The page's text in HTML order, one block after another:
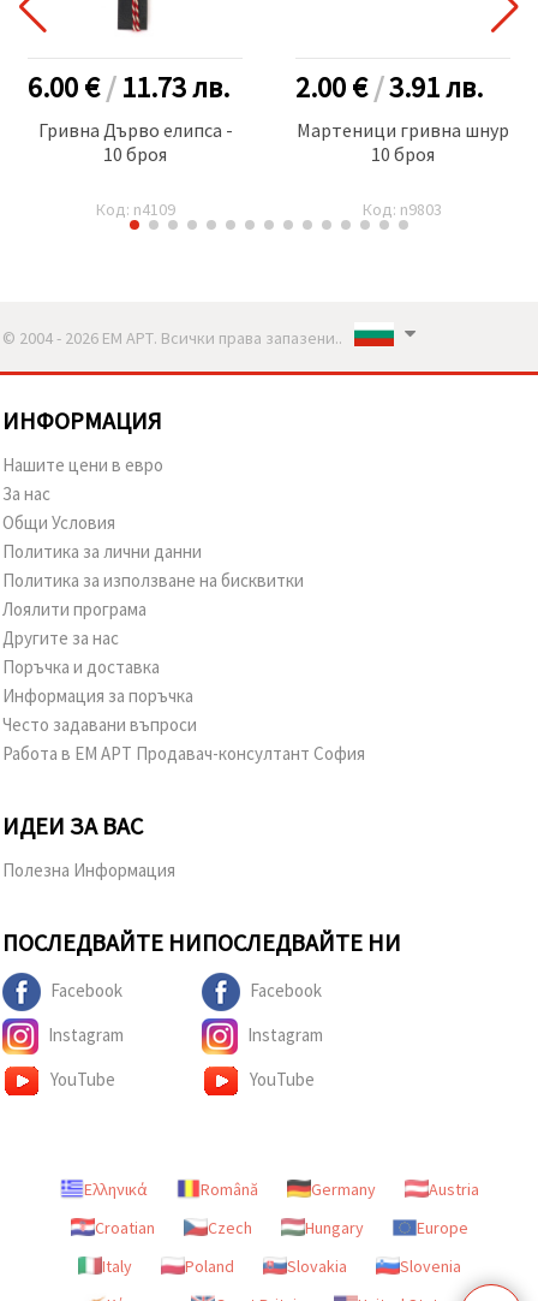
6.00 €/11.73лв.
Гривна Дърво елипса -
10 броя
Код: n4109
2.00 €/3.91лв.
Мартеници гривна шнур
10 броя
Код: n9803
© 2004 - 2026 ЕМ АРТ. Всички права запазени..
ИНФОРМАЦИЯ
Нашите цени в евро
За нас
Общи Условия
Политика за лични данни
Политика за използване на бисквитки
Лоялити програма
Другите за нас
Поръчка и доставка
Информация за поръчка
Често задавани въпроси
Работа в ЕМ АРТ Продавач-консултант София
ИДЕИ ЗА ВАС
Полезна Информация
ПОСЛЕДВАЙТЕ НИ
Facebook
Instagram
YouTube
ПОСЛЕДВАЙТЕ НИ
Facebook
Instagram
YouTube
Ελληνικά Română Germany
Austria
Croatian
Czech Hungary
Europe
Italy
Poland Slovakia
Slovenia